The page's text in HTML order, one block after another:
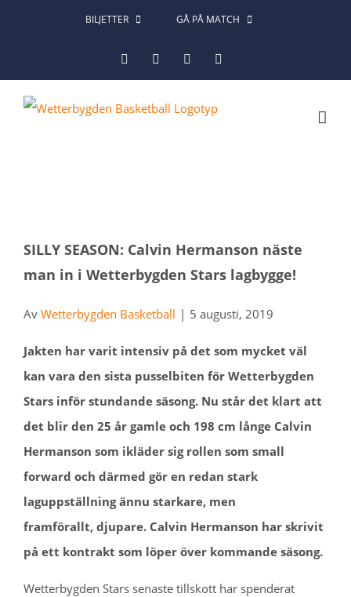
BILJETTER GÅ PÅ MATCH
FacebookInstagram
större
bild
SILLY SEASON: Calvin Hermanson näste
man in i Wetterbygden Stars lagbygge!
Av Wetterbygden Basketball | 5 augusti, 2019
Jakten har varit intensiv på det som mycket väl
kan vara den sista pusselbiten för Wetterbygden
Stars inför stundande säsong. Nu står det klart att
det blir den 25 år gamle och 198 cm långe Calvin
Hermanson som ikläder sig rollen som small
forward och därmed gör en redan stark
laguppställning ännu starkare, men
framförallt, djupare. Calvin Hermanson har skrivit
på ett kontrakt som löper över kommande säsong.
Wetterbygden Stars senaste tillskott har spenderat